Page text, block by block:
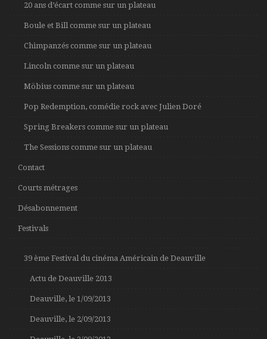
20 ans d’écart comme sur un plateau
Boule et Bill comme sur un plateau
Chimpanzés comme sur un plateau
Lincoln comme sur un plateau
Möbius comme sur un plateau
Pop Redemption, comédie rock avec Julien Doré
Spring Breakers comme sur un plateau
The Sessions comme sur un plateau
Contact
Courts métrages
Désabonnement
Festivals
39 ème Festival du cinéma Américain de Deauville
Actu de Deauville 2013
Deauville, le 1/09/2013
Deauville, le 2/09/2013